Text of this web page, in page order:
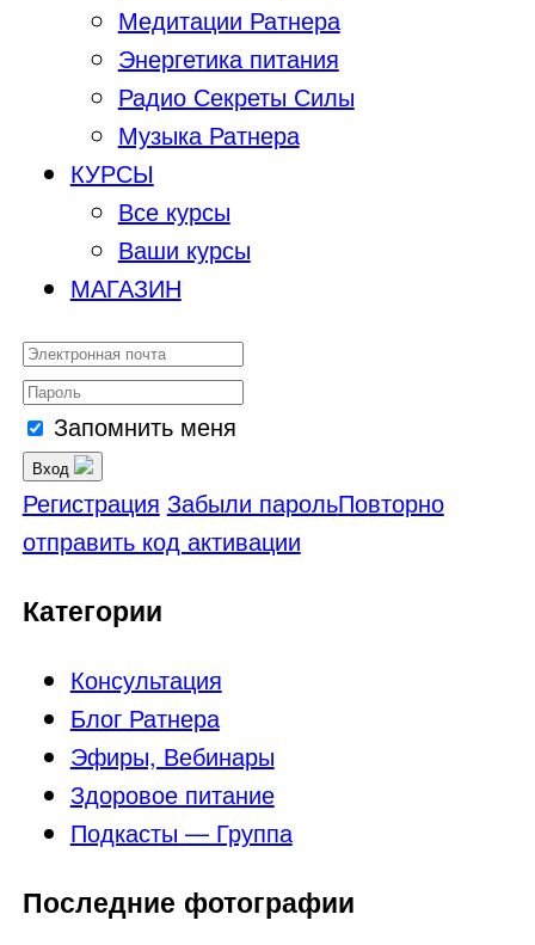
Медитации Ратнера
Энергетика питания
Радио Секреты Силы
Музыка Ратнера
КУРСЫ
Все курсы
Ваши курсы
МАГАЗИН
Запомнить меня
Вход
Регистрация Забыли парольПовторно
отправить код активации
Категории
Консультация
Блог Ратнера
Эфиры, Вебинары
Здоровое питание
Подкасты — Группа
Последние фотографии